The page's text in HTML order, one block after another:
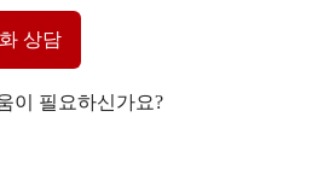
상담
이 필요하신가요?